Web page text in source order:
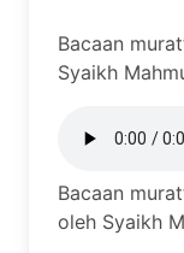
Bacaan
Syaikh
Bacaan
oleh Syaikh